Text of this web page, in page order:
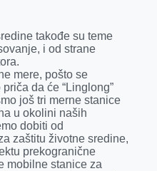
takođe su teme
i od strane
mere, pošto se
da će “Linglong”
još tri merne stanice
u okolini naših
dobiti od
zaštitu životne sredine,
prekogranične
mobilne stanice za